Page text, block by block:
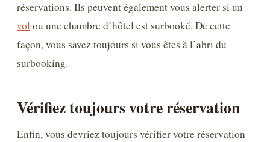
réservations. Ils peuvent également vous alerter si un
volou une chambre d’hôtel est surbooké. De cette
façon, vous savez toujours si vous êtes à l’abri du
surbooking.
Vérifiez toujours votre réservation
Enfin, vous devriez toujours vérifier votre réservation